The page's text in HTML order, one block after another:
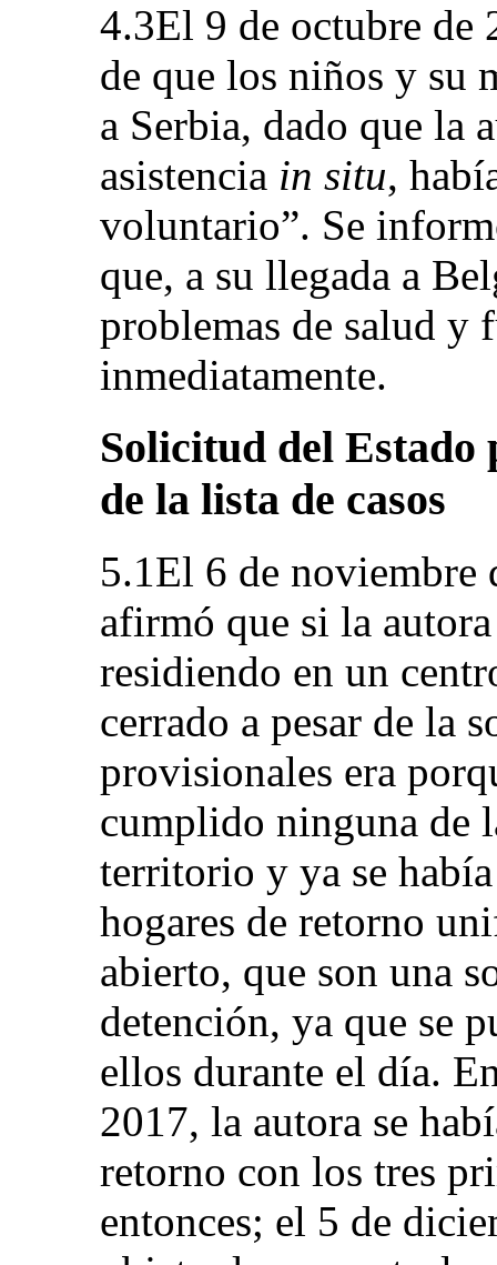
4.3El 9 de octubre de
de que los niños y su
a Serbia, dado que la
asistencia in situ,
voluntario”. Se
que, a su llegada a
problemas de salud y
inmediatamente.
Solicitud del
de la lista de casos
5.1El 6 de noviembre
afirmó que si la
residiendo en un
cerrado a pesar de la
provisionales era
cumplido ninguna de
territorio y ya se
hogares de retorno
abierto, que son una
detención, ya que se
ellos durante el día.
2017, la autora se
retorno con los tres
entonces; el 5 de